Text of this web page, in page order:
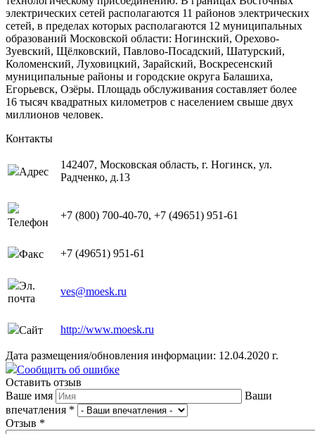
электрических сетей располагаются 11 районов электрических
сетей, в пределах которых располагаются 12 муниципальных
образований Московской области: Ногинский, Орехово-
Зуевский, Щёлковский, Павлово-Посадский, Шатурский,
Коломенский, Луховицкий, Зарайский, Воскресенский
муниципальные районы и городские округа Балашиха,
Егорьевск, Озёры. Площадь обслуживания составляет более
16 тысяч квадратных километров с населением свыше двух
миллионов человек.
Контакты
Адрес
142407, Московская область, г. Ногинск, ул.
Радченко, д.13
Телефон
+7 (800) 700-40-70, +7 (49651) 951-61
Факс +7 (49651) 951-61
Эл.
почта
ves@moesk.ru
Сайт http://www.moesk.ru
Дата размещения/обновления информации: 12.04.2020 г.
Сообщить об ошибке
Оставить отзыв
Ваше имя
Ваши
впечатления *
Отзыв *